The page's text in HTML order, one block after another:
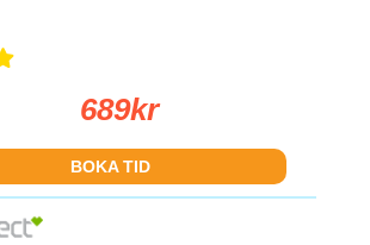
689kr
BOKA TID